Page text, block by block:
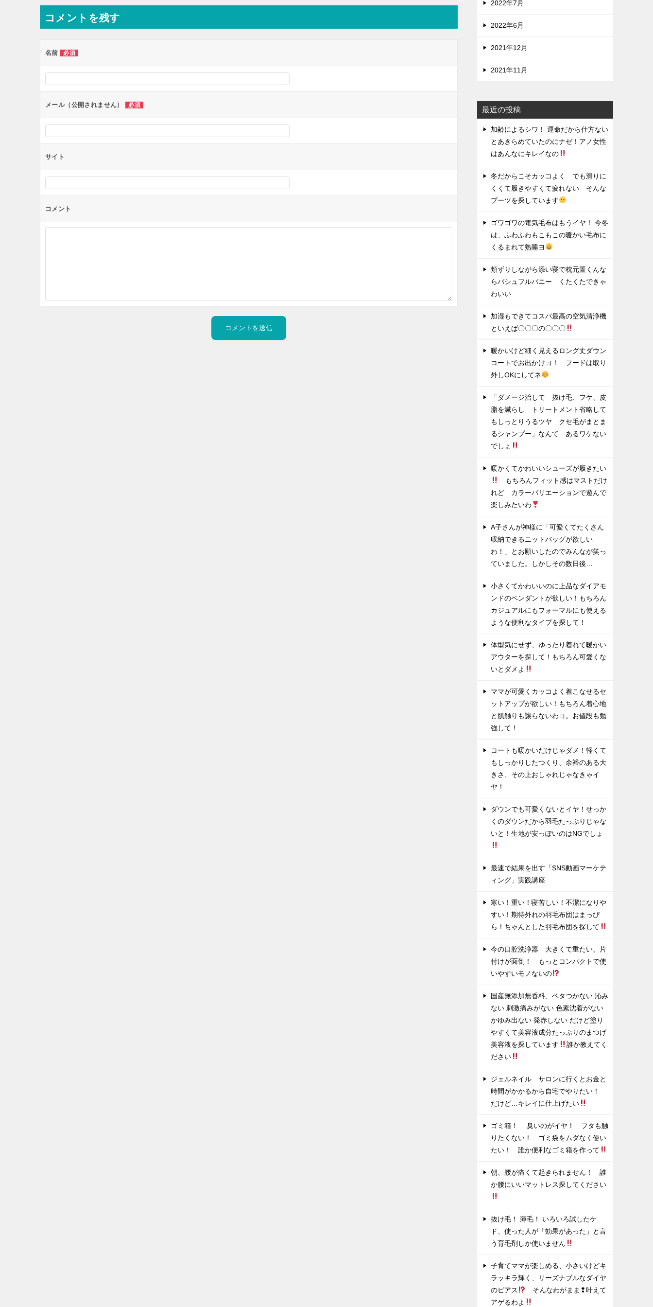
ナ
ビ
ー
ョ
ン
コメントを残す
名前 必須
メール（公開されません） 必須
サイト
コメント
2022年7月
2022年6月
2021年12月
2021年11月
最近の投稿
加齢によるシワ！ 運命だから仕方ない
とあきらめていたのにナゼ！アノ女性
はあんなにキレイなの
冬だからこそカッコよく でも滑りに
くくて履きやすくて疲れない そんな
ブーツを探しています
ゴワゴワの電気毛布はもうイヤ！ 今冬
は、ふわふわもこもこの暖かい毛布に
くるまれて熟睡ヨ
頬ずりしながら添い寝で枕元置くんな
らバシュフルバニー くたくたできゃ
わいい
加湿もできてコスパ最高の空気清浄機
といえば〇〇〇の〇〇〇
暖かいけど細く見えるロング丈ダウン
コートでお出かけヨ！ フードは取り
外しOKにしてネ
「ダメージ治して 抜け毛、フケ、皮
脂を減らし トリートメント省略して
もしっとりうるツヤ クセ毛がまとま
るシャンプー」なんて あるワケない
でしょ
暖かくてかわいいシューズが履きたい
もちろんフィット感はマストだけ
れど カラーバリエーションで遊んで
楽しみたいわ
A子さんが神様に「可愛くてたくさん
収納できるニットバッグが欲しい
わ！」とお願いしたのでみんなが笑っ
ていました。しかしその数日後…
小さくてかわいいのに上品なダイアモ
ンドのペンダントが欲しい！もちろん
カジュアルにもフォーマルにも使える
ような便利なタイプを探して！
体型気にせず、ゆったり着れて暖かい
アウターを探して！もちろん可愛くな
いとダメよ
ママが可愛くカッコよく着こなせるセ
ットアップが欲しい！もちろん着心地
と肌触りも譲らないわヨ。お値段も勉
強して！
コートも暖かいだけじゃダメ！軽くて
もしっかりしたつくり、余裕のある大
きさ、その上おしゃれじゃなきゃイ
ヤ！
ダウンでも可愛くないとイヤ！せっか
くのダウンだから羽毛たっぷりじゃな
いと！生地が安っぽいのはNGでしょ
最速で結果を出す「SNS動画マーケテ
ィング」実践講座
寒い！重い！寝苦しい！不潔になりや
すい！期待外れの羽毛布団はまっぴ
ら！ちゃんとした羽毛布団を探して
今の口腔洗浄器 大きくて重たい、片
付けが面倒！ もっとコンパクトで使
いやすいモノないの
国産無添加無香料、ベタつかない 沁み
ない 刺激痛みがない 色素沈着がない
かゆみ出ない 発赤しない だけど塗り
やすくて美容液成分たっぷりのまつげ
美容液を探しています
誰か教えてく
ださい
ジェルネイル サロンに行くとお金と
時間がかかるから自宅でやりたい！
だけど…キレイに仕上げたい
ゴミ箱！ 臭いのがイヤ！ フタも触
りたくない！ ゴミ袋をムダなく使い
たい！ 誰か便利なゴミ箱を作って
朝、腰が痛くて起きられません！ 誰
か腰にいいマットレス探してください
抜け毛！ 薄毛！ いろいろ試したケ
ド、使った人が「効果があった」と言
う育毛剤しか使いません
子育てママが楽しめる、小さいけどキ
ラッキラ輝く、リーズナブルなダイヤ
のピアス
そんなわがまま❢叶えて
アゲるわよ